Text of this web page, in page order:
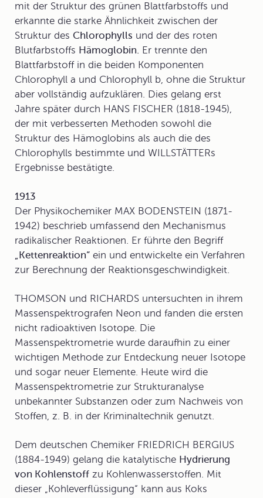
mit der Struktur des grünen Blattfarbstoffs und
erkannte die starke Ähnlichkeit zwischen der
Struktur des Chlorophylls und der des roten
Blutfarbstoffs Hämoglobin. Er trennte den
Blattfarbstoff in die beiden Komponenten
Chlorophyll a und Chlorophyll b, ohne die Struktur
aber vollständig aufzuklären. Dies gelang erst
Jahre später durch HANS FISCHER (1818-1945),
der mit verbesserten Methoden sowohl die
Struktur des Hämoglobins als auch die des
Chlorophylls bestimmte und WILLSTÄTTERs
Ergebnisse bestätigte.
1913
Der Physikochemiker MAX BODENSTEIN (1871-
1942) beschrieb umfassend den Mechanismus
radikalischer Reaktionen. Er führte den Begriff
„Kettenreaktion“ ein und entwickelte ein Verfahren
zur Berechnung der Reaktionsgeschwindigkeit.
THOMSON und RICHARDS untersuchten in ihrem
Massenspektrografen Neon und fanden die ersten
nicht radioaktiven Isotope. Die
Massenspektrometrie wurde daraufhin zu einer
wichtigen Methode zur Entdeckung neuer Isotope
und sogar neuer Elemente. Heute wird die
Massenspektrometrie zur Strukturanalyse
unbekannter Substanzen oder zum Nachweis von
Stoffen, z. B. in der Kriminaltechnik genutzt.
Dem deutschen Chemiker FRIEDRICH BERGIUS
(1884-1949) gelang die katalytische Hydrierung
von Kohlenstoff zu Kohlenwasserstoffen. Mit
dieser „Kohleverflüssigung“ kann aus Koks